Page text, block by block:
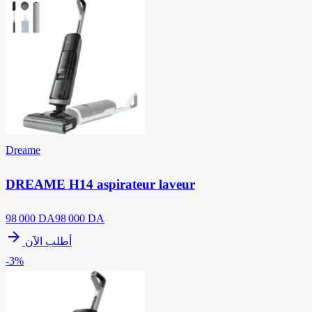
Dreame
DREAME H14 aspirateur laveur
98 000 DA98 000 DA
arrow_forward أطلب الآن
-3%